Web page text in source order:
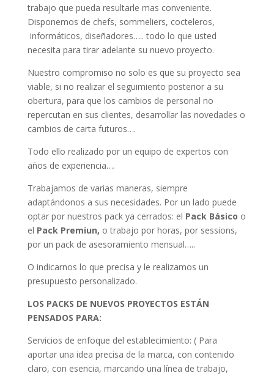
trabajo que pueda resultarle mas conveniente.
Disponemos de chefs, sommeliers, cocteleros,
informáticos, diseñadores….. todo lo que usted
necesita para tirar adelante su nuevo proyecto.
Nuestro compromiso no solo es que su proyecto sea
viable, si no realizar el seguimiento posterior a su
obertura, para que los cambios de personal no
repercutan en sus clientes, desarrollar las novedades o
cambios de carta futuros….
Todo ello realizado por un equipo de expertos con
años de experiencia….
Trabajamos de varias maneras, siempre
adaptándonos a sus necesidades. Por un lado puede
optar por nuestros pack ya cerrados: el Pack Básico o
el Pack Premiun, o trabajo por horas, por sessions,
por un pack de asesoramiento mensual…..
O indicarnos lo que precisa y le realizamos un
presupuesto personalizado.
LOS PACKS DE NUEVOS PROYECTOS ESTÁN
PENSADOS PARA:
Servicios de enfoque del establecimiento: ( Para
aportar una idea precisa de la marca, con contenido
claro, con esencia, marcando una línea de trabajo,